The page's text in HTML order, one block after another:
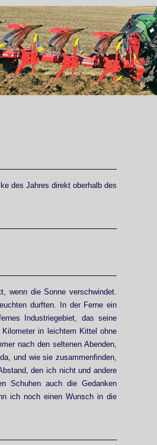
des Jahres direkt oberhalb des
wenn die Sonne verschwindet.
durften. In der Ferne ein
Industriegebiet, das seine
in leichtem Kittel ohne
nach den seltenen Abenden,
und wie sie zusammenfinden,
den ich nicht und andere
Schuhen auch die Gedanken
ich noch einen Wunsch in die